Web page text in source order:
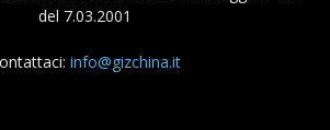
del 7.03.2001
info@gizchina.it